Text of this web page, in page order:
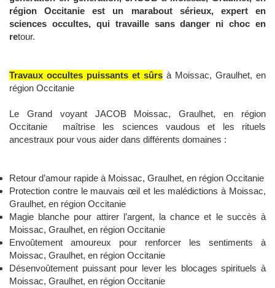
région Occitanie est un marabout sérieux, expert en
sciences occultes, qui travaille sans danger ni choc en
retour.
Travaux occultes puissants et sûrs à Moissac, Graulhet, en
région Occitanie
Le Grand voyant JACOB Moissac, Graulhet, en région
Occitanie maîtrise les sciences vaudous et les rituels
ancestraux pour vous aider dans différents domaines :
Retour d’amour rapide à Moissac, Graulhet, en région Occitanie
Protection contre le mauvais œil et les malédictions à Moissac,
Graulhet, en région Occitanie
Magie blanche pour attirer l’argent, la chance et le succès à
Moissac, Graulhet, en région Occitanie
Envoûtement amoureux pour renforcer les sentiments à
Moissac, Graulhet, en région Occitanie
Désenvoûtement puissant pour lever les blocages spirituels à
Moissac, Graulhet, en région Occitanie